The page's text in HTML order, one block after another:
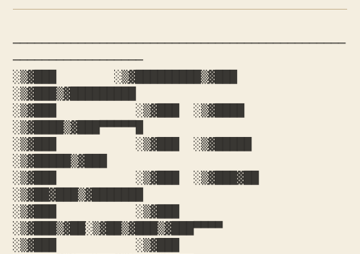
──────────────────────────────────────────────
──────────────────
░▒▓███        ░▒▓█████████▒▓███
░▒▓███▒▓█████████
░▒▓███           ░▒▓███  ░▒▓████
░▒▓████▒▓███▀▀▀▀▀█
░▒▓███           ░▒▓███  ░▒▓█████
░▒▓█████▒▓███
░▒▓███           ░▒▓███  ░▒▓███▓██
░▒▓██▓███▒▓███████
░▒▓███           ░▒▓███
░▒▓███▒▓██░▒▓██▒▓███▒▓███▀▀▀▀
░▒▓███           ░▒▓███